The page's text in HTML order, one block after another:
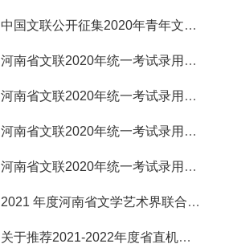
中国文联公开征集2020年青年文艺创作扶持计划项目
河南省文联2020年统一考试录用公务员面试公告
河南省文联2020年统一考试录用公务员面试考生资格确认公告
河南省文联2020年统一考试录用公务员面试考生资格确认递补公告
河南省文联2020年统一考试录用公务员体检公告
2021 年度河南省文学艺术界联合会预算公开
关于推荐2021-2022年度省直机关优秀工会工作者候选人的公示